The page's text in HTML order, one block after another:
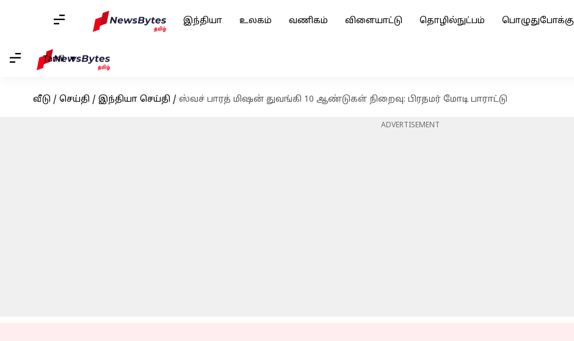
இந்தியா உலகம் வணிகம் விளையாட்டு தொழில்நுட்பம் பொழுதுபோக்கு
Tamil
வீடு / செய்தி / இந்தியா செய்தி / ஸ்வச் பாரத் மிஷன் துவங்கி 10 ஆண்டுகள் நிறைவு: பிரதமர் மோடி பாராட்டு
ADVERTISEMENT